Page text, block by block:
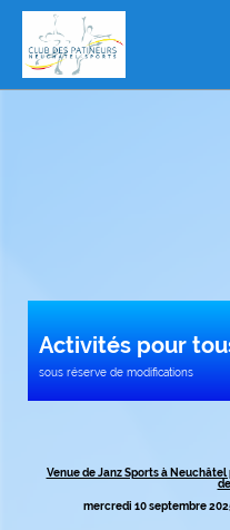
Activités pour
sous réserve de modifications
Venue de Janz Sports à
mercredi 10 septembre